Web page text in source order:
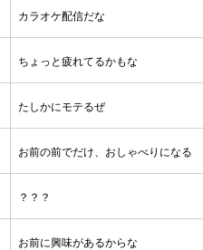
カラオケ配信だな
ちょっと疲れてるかもな
たしかにモテるぜ
お前の前でだけ、おしゃべりになる
？？？
お前に興味があるからな